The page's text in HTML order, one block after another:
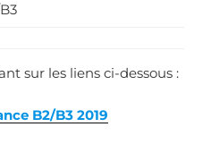
sur les liens ci-dessous :
B2/B3 2019